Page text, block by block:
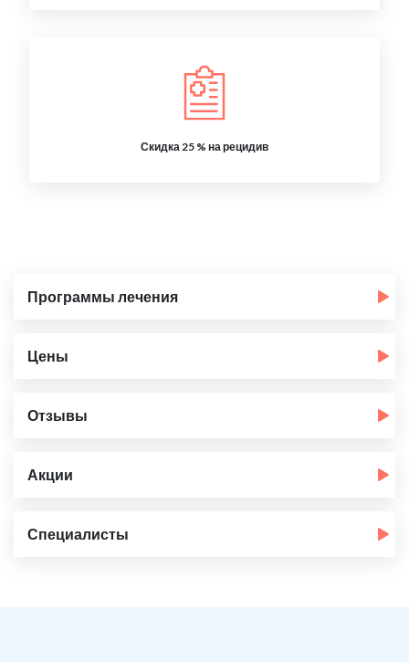
Скидка 25 % на рецидив
Программы лечения
Цены
Отзывы
Акции
Специалисты